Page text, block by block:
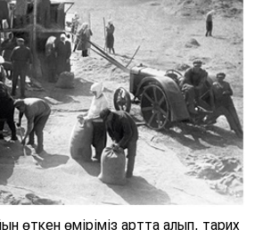
өткен өміріміз артта қалып, тарих